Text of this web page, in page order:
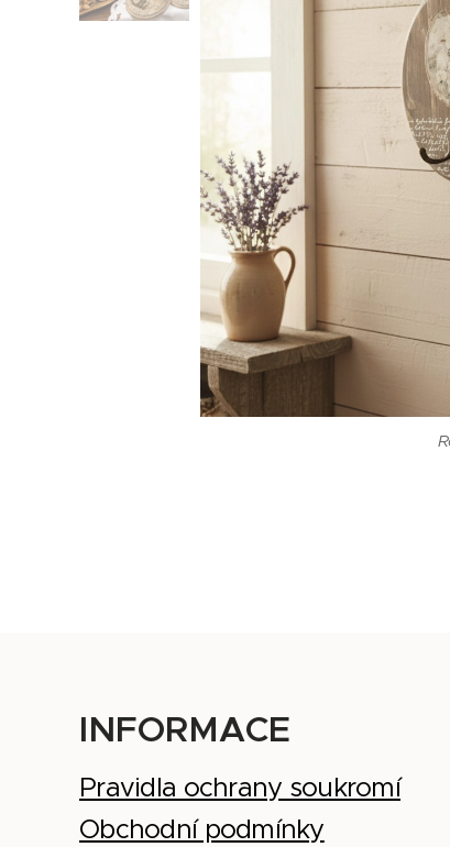
INFORMACE
Pravidla ochrany soukromí
Obchodní podmínky